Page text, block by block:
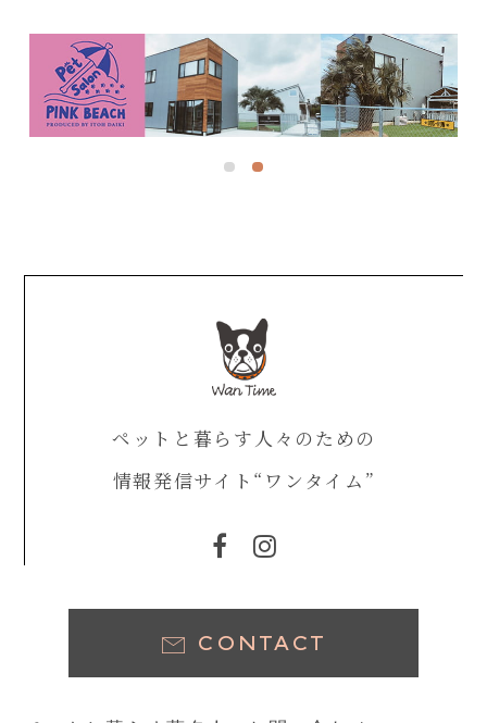
ペットと暮らす人々のための
情報発信サイト“ワンタイム”
CONTACT